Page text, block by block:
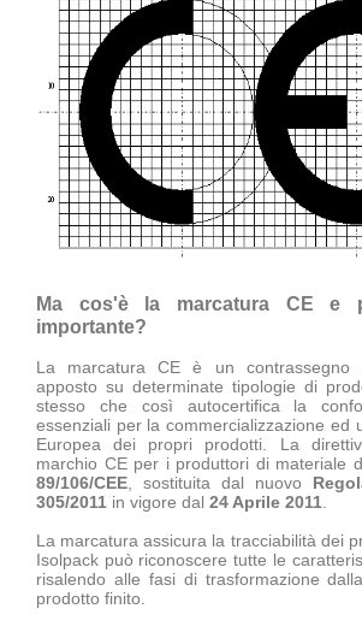
Ma cos'è la marcatura CE e
importante?
La marcatura CE è un contrassegno
apposto su determinate tipologie di
stesso che così autocertifica la
essenziali per la commercializzazione ed
Europea dei propri prodotti. La
marchio CE per i produttori di materiale
89/106/CEE , sostituita dal nuovo
305/2011 in vigore dal 24 Aprile 2011
La marcatura assicura la tracciabilità dei
Isolpack può riconoscere tutte le
risalendo alle fasi di trasformazione
prodotto finito.